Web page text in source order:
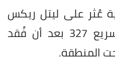
عُثر على ليتل ريكس
بالقرب من الطريق السريع 327 بعد أن فُقد
المنطقة.